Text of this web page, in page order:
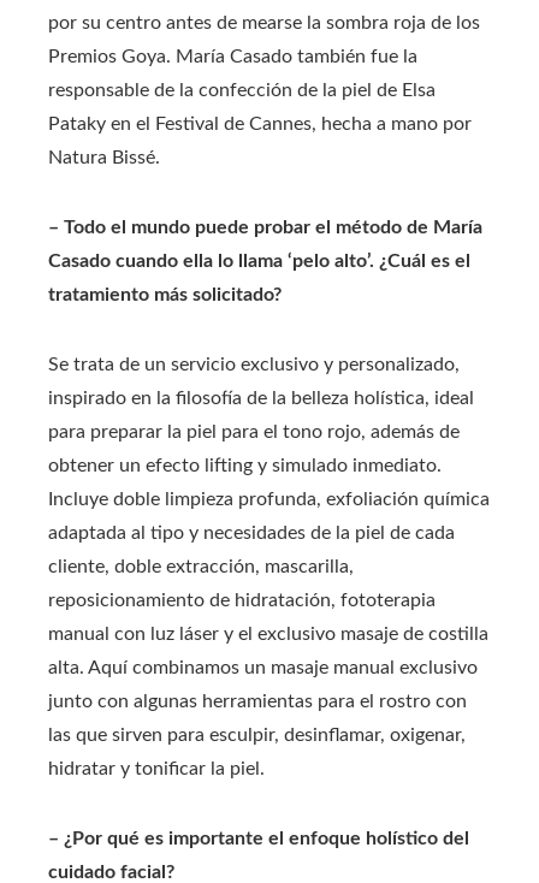
por su centro antes de mearse la sombra roja de los
Premios Goya. María Casado también fue la
responsable de la confección de la piel de Elsa
Pataky en el Festival de Cannes, hecha a mano por
Natura Bissé.
– Todo el mundo puede probar el método de María
Casado cuando ella lo llama ‘pelo alto’. ¿Cuál es el
tratamiento más solicitado?
Se trata de un servicio exclusivo y personalizado,
inspirado en la filosofía de la belleza holística, ideal
para preparar la piel para el tono rojo, además de
obtener un efecto lifting y simulado inmediato.
Incluye doble limpieza profunda, exfoliación química
adaptada al tipo y necesidades de la piel de cada
cliente, doble extracción, mascarilla,
reposicionamiento de hidratación, fototerapia
manual con luz láser y el exclusivo masaje de costilla
alta. Aquí combinamos un masaje manual exclusivo
junto con algunas herramientas para el rostro con
las que sirven para esculpir, desinflamar, oxigenar,
hidratar y tonificar la piel.
– ¿Por qué es importante el enfoque holístico del
cuidado facial?